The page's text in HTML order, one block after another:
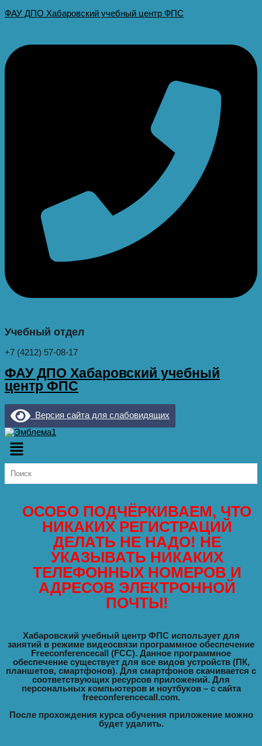
ФАУ ДПО Хабаровский учебный центр ФПС
Учебный отдел
+7 (4212) 57-08-17
ФАУ ДПО Хабаровский учебный
центр ФПС
Версия сайта для слабовидящих
Меню
ОСОБО ПОДЧЁРКИВАЕМ, ЧТО
НИКАКИХ РЕГИСТРАЦИЙ
ДЕЛАТЬ НЕ НАДО! НЕ
УКАЗЫВАТЬ НИКАКИХ
ТЕЛЕФОННЫХ НОМЕРОВ И
АДРЕСОВ ЭЛЕКТРОННОЙ
ПОЧТЫ!
Хабаровский учебный центр ФПС использует для
занятий в режиме видеосвязи программное обеспечение
Freeconferencecall (FCC). Данное программное
обеспечение существует для все видов устройств (ПК,
планшетов, смартфонов). Для смартфонов скачивается с
соответствующих ресурсов приложений. Для
персональных компьютеров и ноутбуков – с сайта
freeconferencecall.com.
После прохождения курса обучения приложение можно
будет удалить.